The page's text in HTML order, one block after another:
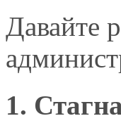
Давайте
1.